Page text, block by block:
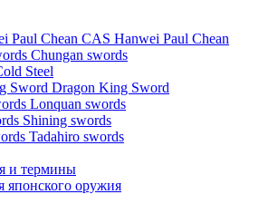
CAS Hanwei Paul Chean
Chungan swords
Steel
Dragon King Sword
Lonquan swords
Shining swords
Tadahiro swords
и термины
японского оружия